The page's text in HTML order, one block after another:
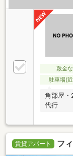
敷金
駐車場(
角部屋・
代行
賃貸アパート フ